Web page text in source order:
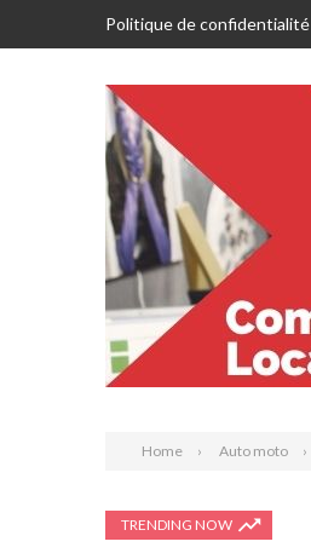
Politique de confidentialité
Home Auto moto
TRENDING NOW